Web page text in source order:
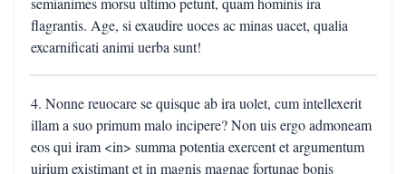
flagrantis. Age, si exaudire uoces ac minas uacet, qualia
excarnificati animi uerba sunt!
4. Nonne reuocare se quisque ab ira uolet, cum intellexerit
illam a suo primum malo incipere? Non uis ergo admoneam
eos qui iram <in> summa potentia exercent et argumentum
uirium existimant et in magnis magnae fortunae bonis